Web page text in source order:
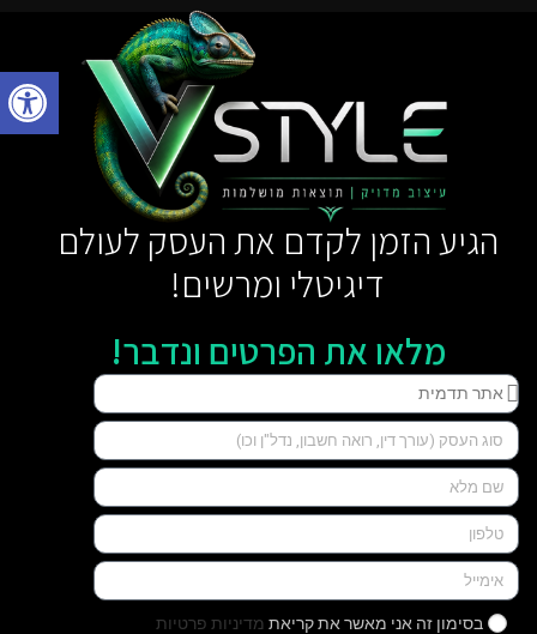
פתח סרגל נגישות
הגיע הזמן לקדם את העסק לעולם
דיגיטלי ומרשים!
מלאו את הפרטים ונדבר!
בסימון זה אני מאשר את קריאת מדיניות פרטיות